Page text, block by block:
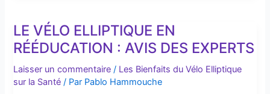
LE VÉLO ELLIPTIQUE EN
RÉÉDUCATION : AVIS DES EXPERTS
Laisser un commentaire / Les Bienfaits du Vélo Elliptique
sur la Santé / Par Pablo Hammouche
Le
Vélo
en
Rééducation